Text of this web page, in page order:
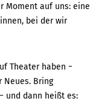
Moment auf uns: eine
bei der wir
Theater haben −
Bring
und dann heißt es: